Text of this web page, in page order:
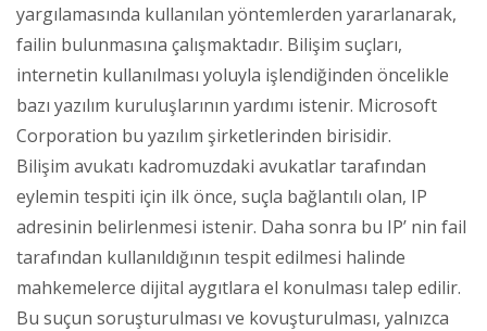
yargılamasında kullanılan yöntemlerden yararlanarak,
failin bulunmasına çalışmaktadır. Bilişim suçları,
internetin kullanılması yoluyla işlendiğinden öncelikle
bazı yazılım kuruluşlarının yardımı istenir. Microsoft
Corporation bu yazılım şirketlerinden birisidir.
Bilişim avukatı kadromuzdaki avukatlar tarafından
eylemin tespiti için ilk önce, suçla bağlantılı olan, IP
adresinin belirlenmesi istenir. Daha sonra bu IP’ nin fail
tarafından kullanıldığının tespit edilmesi halinde
mahkemelerce dijital aygıtlara el konulması talep edilir.
Bu suçun soruşturulması ve kovuşturulması, yalnızca